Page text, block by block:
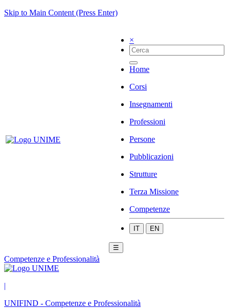
Skip to Main Content (Press Enter)
×
Home
Corsi
Insegnamenti
Professioni
Persone
Pubblicazioni
Strutture
Terza Missione
Competenze
IT EN
☰
Competenze e Professionalità
|
UNIFIND - Competenze e Professionalità